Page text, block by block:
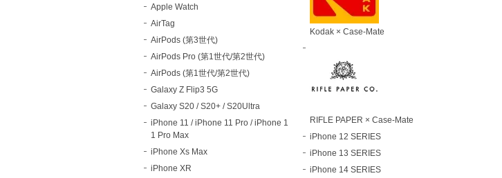
Apple Watch
AirTag
AirPods (第3世代)
AirPods Pro (第1世代/第2世代)
AirPods (第1世代/第2世代)
Galaxy Z Flip3 5G
Galaxy S20 / S20+ / S20Ultra
iPhone 11 / iPhone 11 Pro / iPhone 1
1 Pro Max
iPhone Xs Max
iPhone XR
Kodak × Case-Mate
RIFLE PAPER × Case-Mate
iPhone 12 SERIES
iPhone 13 SERIES
iPhone 14 SERIES